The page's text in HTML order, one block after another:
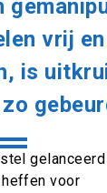
vrij en
is
voor